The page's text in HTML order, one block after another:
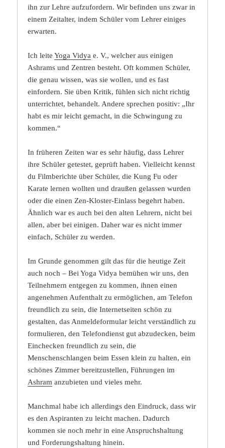
ihn zur Lehre aufzufordern. Wir befinden uns zwar in
einem Zeitalter, indem Schüler vom Lehrer einiges
erwarten.
Ich leiteYoga Vidya e. V., welcher aus einigen
Ashrams und Zentren besteht. Oft kommen Schüler,
die genau wissen, was sie wollen, und es fast
einfordern. Sie üben Kritik, fühlen sich nicht richtig
unterrichtet, behandelt. Andere sprechen positiv: „Ihr
habt es mir leicht gemacht, in die Schwingung zu
kommen.“
In früheren Zeiten war es sehr häufig, dass Lehrer
ihre Schüler getestet, geprüft haben. Vielleicht kennst
du Filmberichte über Schüler, die Kung Fu oder
Karate lernen wollten und draußen gelassen wurden
oder die einen Zen-Kloster-Einlass begehrt haben.
Ähnlich war es auch bei den alten Lehrern, nicht bei
allen, aber bei einigen. Daher war es nicht immer
einfach, Schüler zu werden.
Im Grunde genommen gilt das für die heutige Zeit
auch noch – Bei Yoga Vidya bemühen wir uns, den
Teilnehmern entgegen zu kommen, ihnen einen
angenehmen Aufenthalt zu ermöglichen, am Telefon
freundlich zu sein, die Internetseiten schön zu
gestalten, das Anmeldeformular leicht verständlich zu
formulieren, den Telefondienst gut abzudecken, beim
Einchecken freundlich zu sein, die
Menschenschlangen beim Essen klein zu halten, ein
schönes Zimmer bereitzustellen, Führungen im
Ashram anzubieten und vieles mehr.
Manchmal habe ich allerdings den Eindruck, dass wir
es den Aspiranten zu leicht machen. Dadurch
kommen sie noch mehr in eine Anspruchshaltung
und Forderungshaltung hinein.